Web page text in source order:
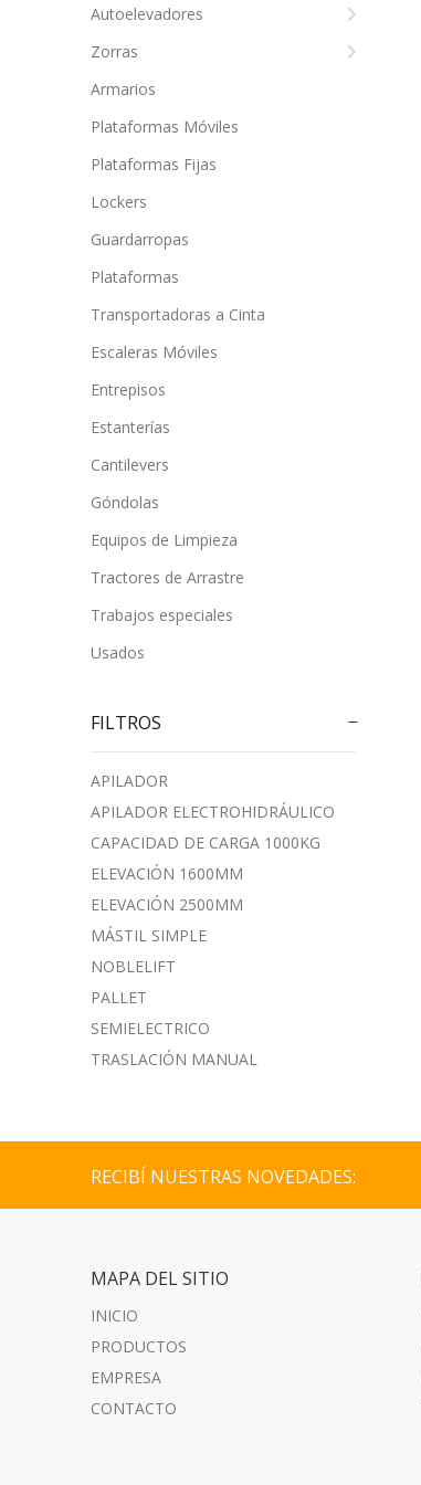
Autoelevadores
Zorras
Armarios
Plataformas Móviles
Plataformas Fijas
Lockers
Guardarropas
Plataformas
Transportadoras a Cinta
Escaleras Móviles
Entrepisos
Estanterías
Cantilevers
Góndolas
Equipos de Limpieza
Tractores de Arrastre
Trabajos especiales
Usados
FILTROS
APILADOR
APILADOR ELECTROHIDRÁULICO
CAPACIDAD DE CARGA 1000KG
ELEVACIÓN 1600MM
ELEVACIÓN 2500MM
MÁSTIL SIMPLE
NOBLELIFT
PALLET
SEMIELECTRICO
TRASLACIÓN MANUAL
RECIBÍ NUESTRAS NOVEDADES:
MAPA DEL SITIO
INICIO
PRODUCTOS
EMPRESA
CONTACTO